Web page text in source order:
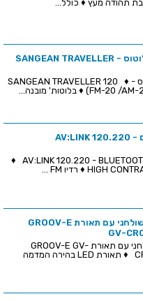
רדיו נייד דיגיטלי בלוטוס - SANGEAN TRAVELLER
רדיו נייד דיגיטלי בלוטוס - SANGEAN TRAVELLER 120 ♦
רדיו נייד דיגיטלי עם AV:LINK 120.220 -
רדיו נייד דיגיטלי עם AV:LINK 120.220 - BLUETOOTH ♦
רדיו / שעון מעורר שולחני עם תאורת GROOV-E
GV-
רדיו / שעון מעורר שולחני עם תאורת GROOV-E GV-
CR01-WE - WAKE-UP ♦ תאורת LED בהירה המדמה